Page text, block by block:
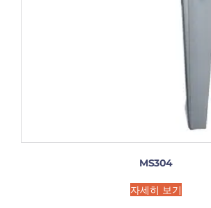
MS304
자세히 보기